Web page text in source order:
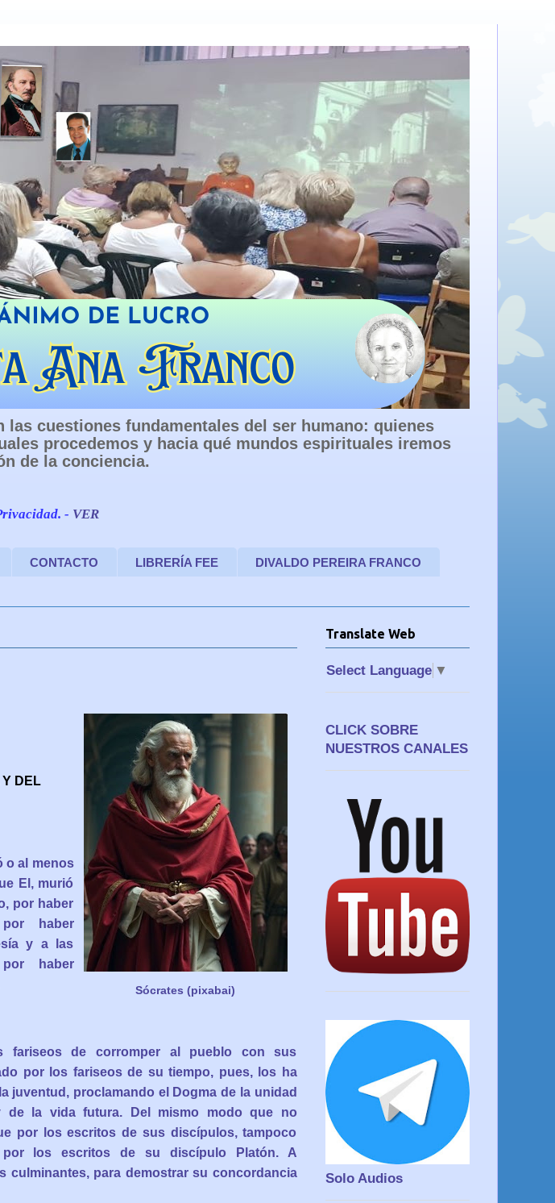
cuestiones fundamentales del ser humano: quienes
procedemos y hacia qué mundos espirituales iremos
de la conciencia.
- VER
CONTACTO LIBRERÍA FEE DIVALDO PEREIRA FRANCO
Sócrates (pixabai)
Y DEL
o al menos
El, murió
por haber
haber
y a las
haber
de corromper al pueblo con sus
por los fariseos de su tiempo, pues, los ha
juventud, proclamando el Dogma de la unidad
la vida futura. Del mismo modo que no
por los escritos de sus discípulos, tampoco
los escritos de su discípulo Platón. A
culminantes, para demostrar su concordancia
Translate Web
Select Language ▼
CLICK SOBRE
NUESTROS CANALES
Solo Audios